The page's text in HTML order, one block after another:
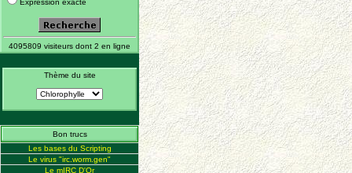
Expression exacte
4095809 visiteurs dont 2 en ligne
Thème du site
Bon trucs
Les bases du Scripting
Le virus "irc.worm.gen"
Le mIRC D'Or